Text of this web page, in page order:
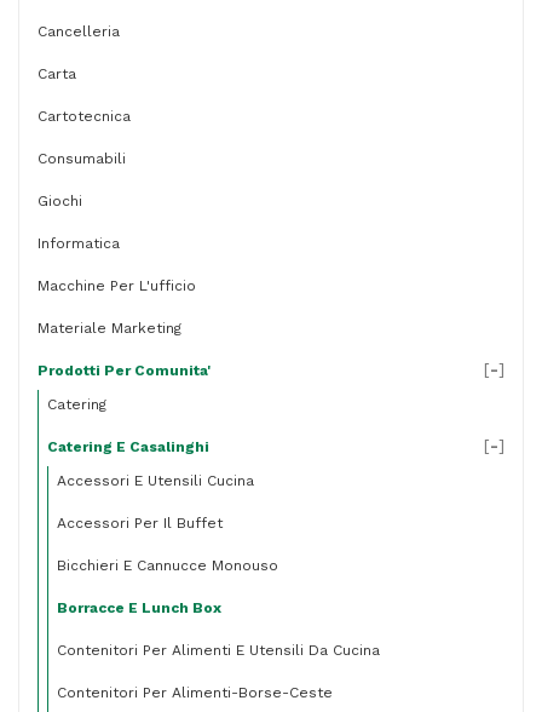
Cancelleria
Carta
Cartotecnica
Consumabili
Giochi
Informatica
Macchine Per L'ufficio
Materiale Marketing
Prodotti Per Comunita'
Catering
Catering E Casalinghi
Accessori E Utensili Cucina
Accessori Per Il Buffet
Bicchieri E Cannucce Monouso
Borracce E Lunch Box
Contenitori Per Alimenti E Utensili Da Cucina
Contenitori Per Alimenti-Borse-Ceste
[-]
[-]